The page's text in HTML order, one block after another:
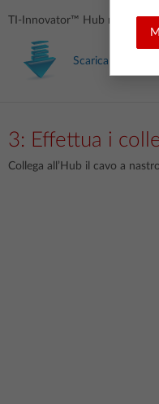
TI-Innovator™ Hub richiede
Scarica
3: Effettua i
Collega all’Hub il cavo a